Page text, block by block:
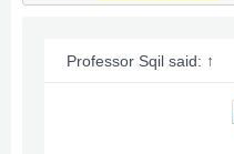
Professor Sqil said: ↑